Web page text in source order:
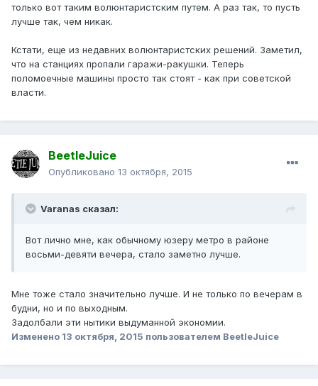
только вот таким волюнтаристским путем. А раз так, то пусть
лучше так, чем никак.
Кстати, еще из недавних волюнтаристских решений. Заметил,
что на станциях пропали гаражи-ракушки. Теперь
поломоечные машины просто так стоят - как при советской
власти.
BeetleJuice
Опубликовано 13 октября, 2015
Varanas сказал:
Вот лично мне, как обычному юзеру метро в районе
восьми-девяти вечера, стало заметно лучше.
Мне тоже стало значительно лучше. И не только по вечерам в
будни, но и по выходным.
Задолбали эти нытики выдуманной экономии.
Изменено 13 октября, 2015 пользователем BeetleJuice